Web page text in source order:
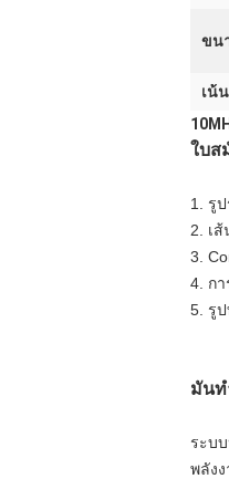
ขน
เน้
ใบส
1. รู
2. เ
3.
4. ก
5. รู
มันท
ระบ
พลัง